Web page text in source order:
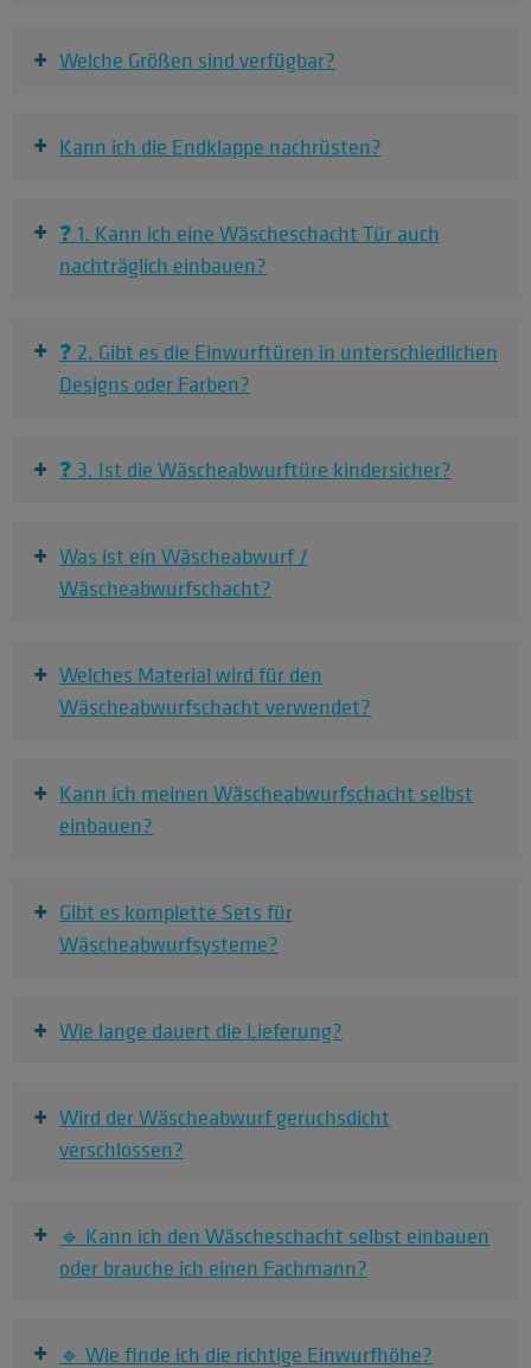
+ Welche Größen sind verfügbar?
+ Kann ich die Endklappe nachrüsten?
+ ❓ 1. Kann ich eine Wäscheschacht Tür auch
nachträglich einbauen?
+ ❓ 2. Gibt es die Einwurftüren in unterschiedlichen
Designs oder Farben?
+ ❓ 3. Ist die Wäscheabwurftüre kindersicher?
+ Was ist ein Wäscheabwurf /
Wäscheabwurfschacht?
+ Welches Material wird für den
Wäscheabwurfschacht verwendet?
+ Kann ich meinen Wäscheabwurfschacht selbst
einbauen?
+ Gibt es komplette Sets für
Wäscheabwurfsysteme?
+ Wie lange dauert die Lieferung?
+ Wird der Wäscheabwurf geruchsdicht
verschlossen?
+
🔹 Kann ich den Wäscheschacht selbst einbauen
oder brauche ich einen Fachmann?
+ 🔹 Wie finde ich die richtige Einwurfhöhe?